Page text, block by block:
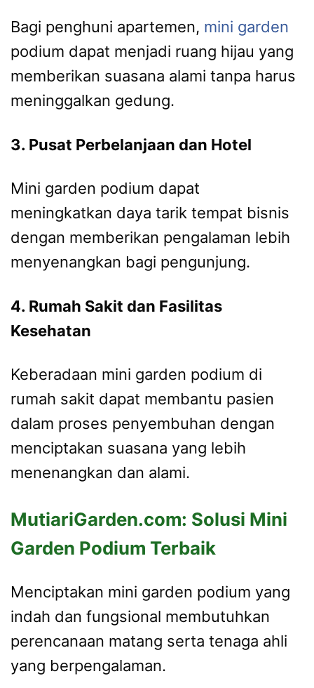
Bagi penghuni apartemen, mini garden
podium dapat menjadi ruang hijau yang
memberikan suasana alami tanpa harus
meninggalkan gedung.
3. Pusat Perbelanjaan dan Hotel
Mini garden podium dapat
meningkatkan daya tarik tempat bisnis
dengan memberikan pengalaman lebih
menyenangkan bagi pengunjung.
4. Rumah Sakit dan Fasilitas
Kesehatan
Keberadaan mini garden podium di
rumah sakit dapat membantu pasien
dalam proses penyembuhan dengan
menciptakan suasana yang lebih
menenangkan dan alami.
MutiariGarden.com: Solusi Mini
Garden Podium Terbaik
Menciptakan mini garden podium yang
indah dan fungsional membutuhkan
perencanaan matang serta tenaga ahli
yang berpengalaman.